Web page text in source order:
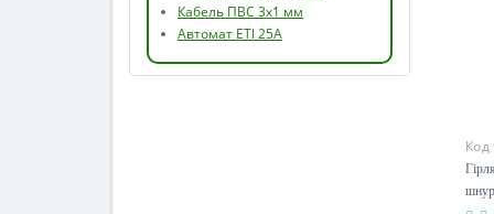
Кабель ПВС 3х1 мм
Автомат ETI 25А
Код